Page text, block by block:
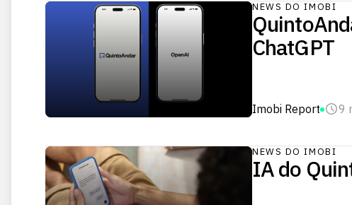
NEWS DO IMOBI
ChatGPT
Imobi Report 9
NEWS DO IMOBI
IA do